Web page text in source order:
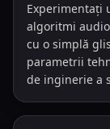
Experimentați
algoritmi
cu o simplă
parametrii
de inginerie a